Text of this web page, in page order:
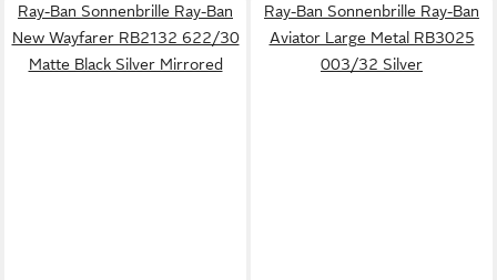
Ray-Ban Sonnenbrille Ray-Ban
New Wayfarer RB2132 622/30
Matte Black Silver Mirrored
Ray-Ban Sonnenbrille Ray-Ban
Aviator Large Metal RB3025
003/32 Silver